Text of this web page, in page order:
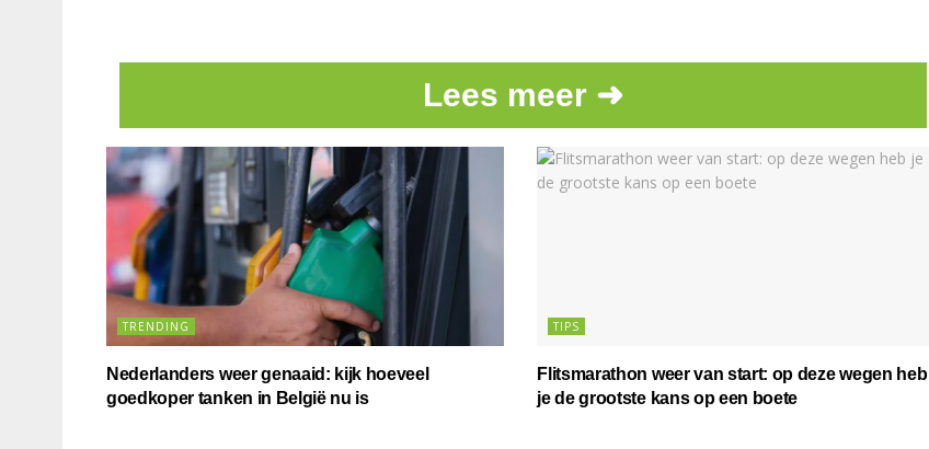
Lees meer ➜
TRENDING
Nederlanders weer genaaid: kijk hoeveel
goedkoper tanken in België nu is
TIPS
Flitsmarathon weer van start: op deze wegen heb
je de grootste kans op een boete